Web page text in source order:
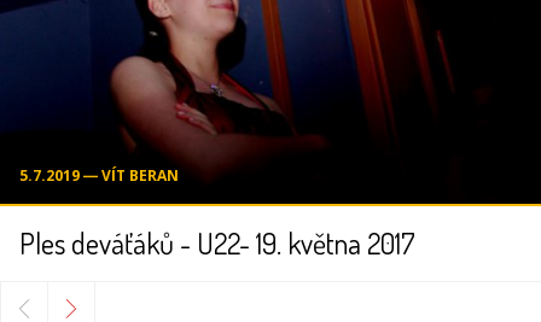
5.7.2019 ― VÍT BERAN
Ples deváťáků - U22- 19. května 2017